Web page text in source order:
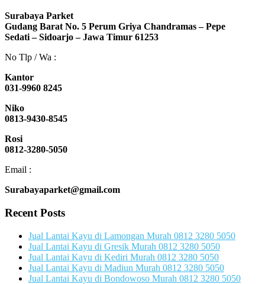
Surabaya Parket
Gudang Barat No. 5 Perum Griya Chandramas – Pepe
Sedati – Sidoarjo – Jawa Timur 61253
No Tlp / Wa :
Kantor
031-9960 8245
Niko
0813-9430-8545
Rosi
0812-3280-5050
Email :
Surabayaparket@gmail.com
Recent Posts
Jual Lantai Kayu di Lamongan Murah 0812 3280 5050
Jual Lantai Kayu di Gresik Murah 0812 3280 5050
Jual Lantai Kayu di Kediri Murah 0812 3280 5050
Jual Lantai Kayu di Madiun Murah 0812 3280 5050
Jual Lantai Kayu di Bondowoso Murah 0812 3280 5050